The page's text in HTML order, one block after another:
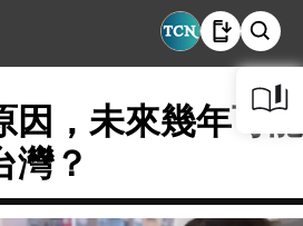
，未來幾年可能
灣？